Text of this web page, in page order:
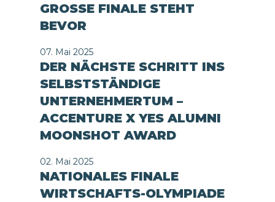
GROSSE FINALE STEHT
BEVOR
07. Mai 2025
DER NÄCHSTE SCHRITT INS
SELBSTSTÄNDIGE
UNTERNEHMERTUM –
ACCENTURE X YES ALUMNI
MOONSHOT AWARD
02. Mai 2025
NATIONALES FINALE
WIRTSCHAFTS-OLYMPIADE